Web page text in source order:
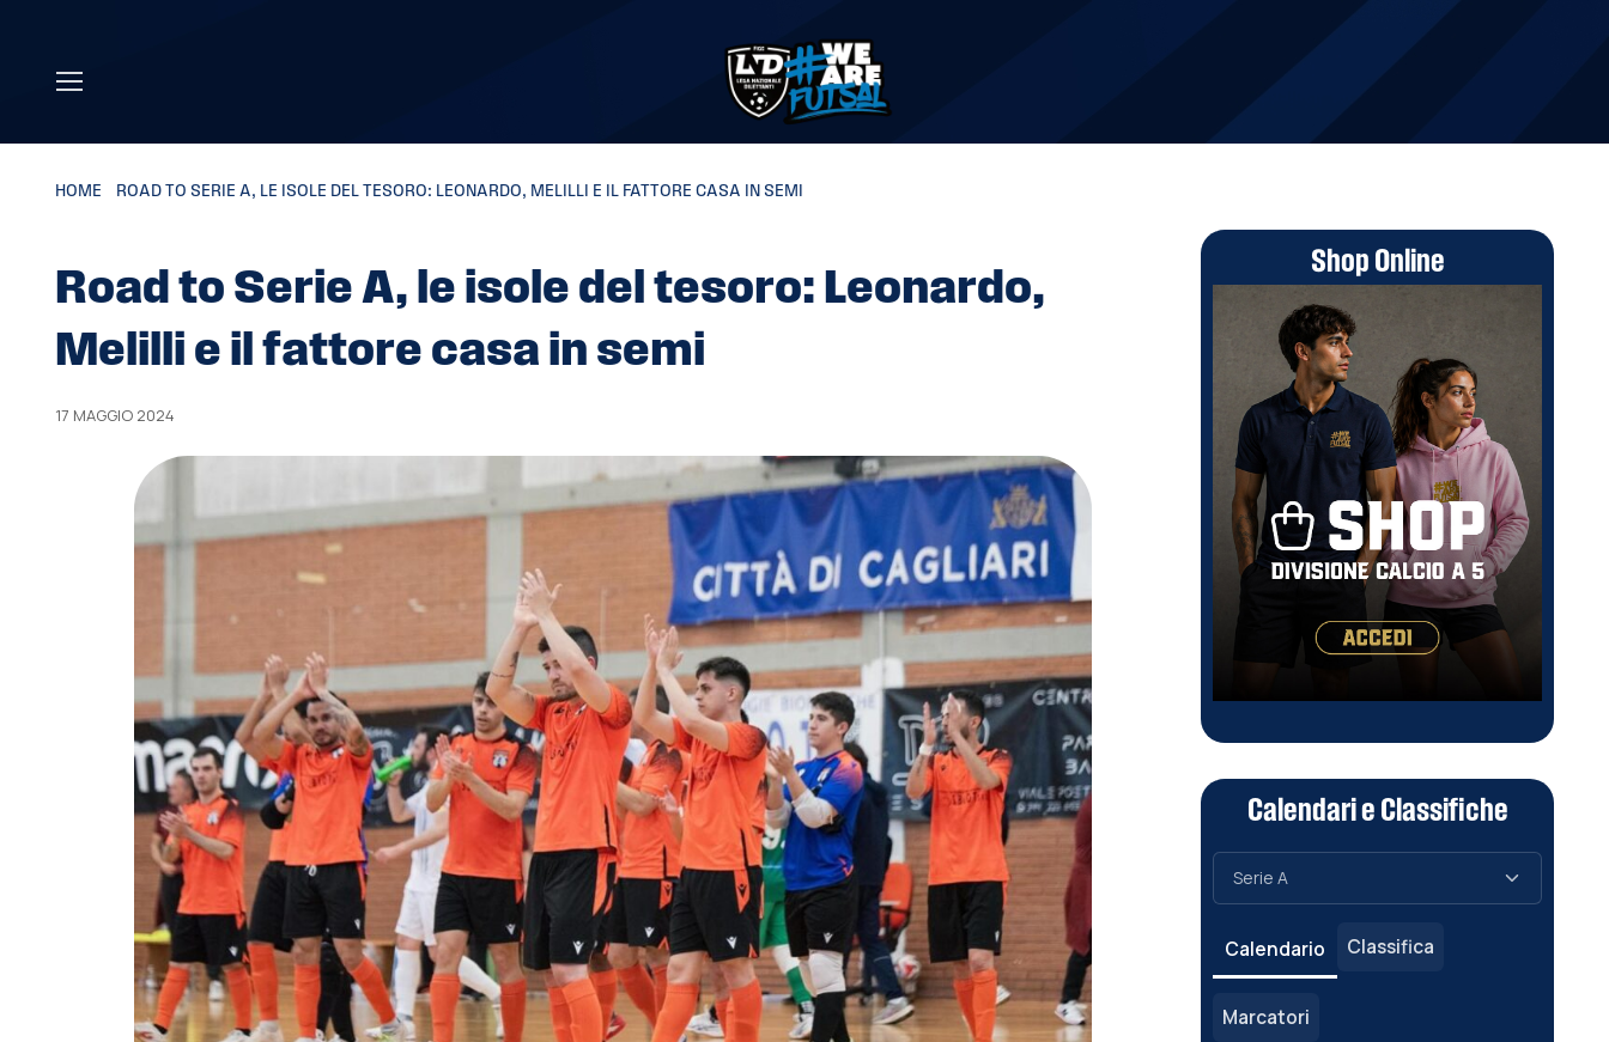
HOME ROAD TO SERIE A, LE ISOLE DEL TESORO: LEONARDO, MELILLI E IL FATTORE CASA IN SEMI
Road to Serie A, le isole del tesoro: Leonardo,
Melilli e il fattore casa in semi
17 MAGGIO 2024
Shop Online
Calendari e Classifiche
Calendario Classifica
Marcatori